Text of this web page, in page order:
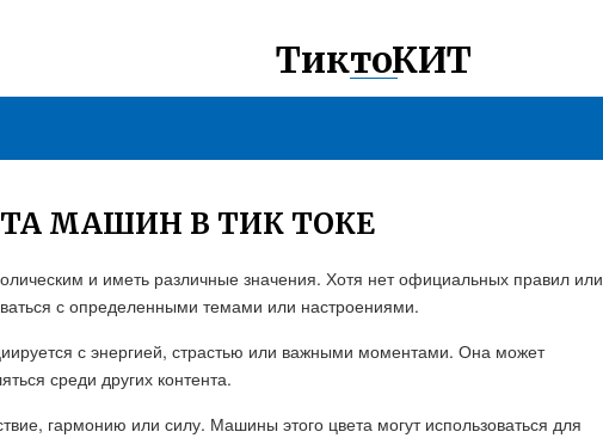
ТиктоКИТ
МАШИН В ТИК ТОКЕ
и иметь различные значения. Хотя нет официальных правил или
с определенными темами или настроениями.
с энергией, страстью или важными моментами. Она может
среди других контента.
гармонию или силу. Машины этого цвета могут использоваться для